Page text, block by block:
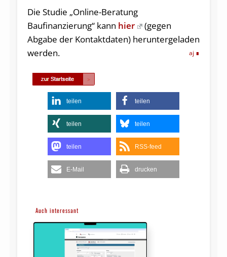
Die Studie „Online-Beratung
Baufinanzierung“ kann hier
(gegen
Abgabe der Kontaktdaten) heruntergeladen
werden.
aj
teilen teilen
teilen teilen
teilen RSS-feed
E-Mail drucken
Auch interessant